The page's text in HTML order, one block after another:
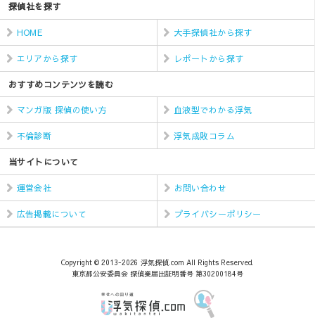
探偵社を探す
HOME 大手探偵社から探す
エリアから探す レポートから探す
おすすめコンテンツを読む
マンガ版 探偵の使い方 血液型でわかる浮気
不倫診断 浮気成敗コラム
当サイトについて
運営会社 お問い合わせ
広告掲載について プライバシーポリシー
Copyright © 2013-2026 浮気探偵.com All Rights Reserved.
東京都公安委員会 探偵業届出証明番号 第30200184号